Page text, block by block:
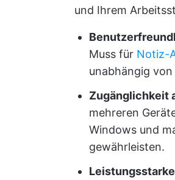
und Ihrem
Muss für Notiz-
unabhängig
Zugänglichkeit
mehreren
Windows und
gewährleisten.